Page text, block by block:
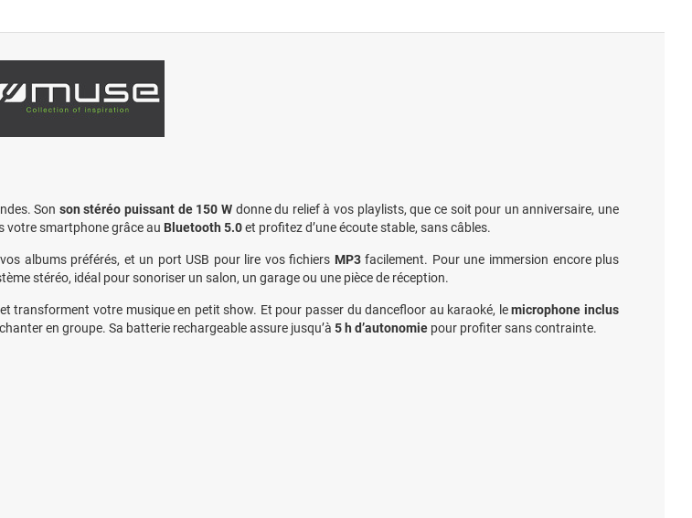
Son son stéréo puissant de 150 Wdonne du relief à vos playlists, que ce soit pour un anniversaire, une
votre smartphone grâce au Bluetooth 5.0et profitez d’une écoute stable, sans câbles.
albums préférés, et un port USB pour lire vos fichiers MP3facilement. Pour une immersion encore plus
stéréo, idéal pour sonoriser un salon, un garage ou une pièce de réception.
transforment votre musique en petit show. Et pour passer du dancefloor au karaoké, lemicrophone inclus
en groupe. Sa batterie rechargeable assure jusqu’à 5 h d’autonomie pour profiter sans contrainte.